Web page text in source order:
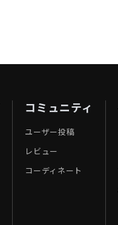
コミュニティ
ユーザー投稿
レビュー
コーディネート